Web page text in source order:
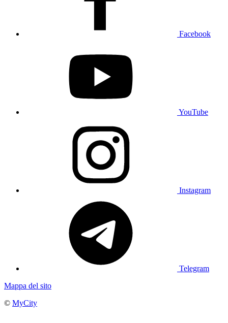
Facebook
YouTube
Instagram
Telegram
Mappa del sito
© MyCity